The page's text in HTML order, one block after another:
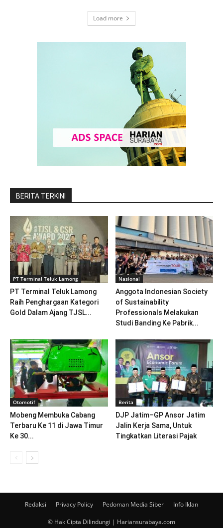
Load more
BERITA TERKINI
PT Terminal Teluk Lamong
PT Terminal Teluk Lamong
Raih Penghargaan Kategori
Gold Dalam Ajang TJSL...
Nasional
Anggota Indonesian Society
of Sustainability
Professionals Melakukan
Studi Banding Ke Pabrik...
Otomotif
Mobeng Membuka Cabang
Terbaru Ke 11 di Jawa Timur
Ke 30...
Berita
DJP Jatim–GP Ansor Jatim
Jalin Kerja Sama, Untuk
Tingkatkan Literasi Pajak
Redaksi Privacy Policy Pedoman Media Siber Info Iklan
© Hak Cipta Dilindungi | Hariansurabaya.com